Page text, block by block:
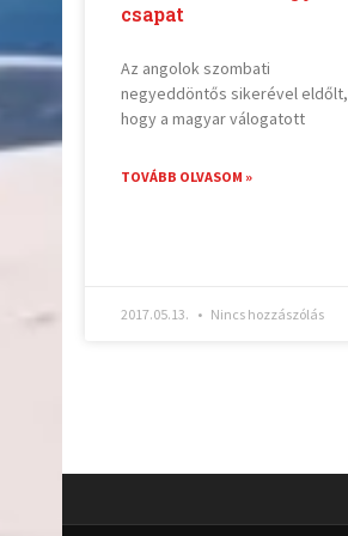
csapat
Az angolok szombati
negyeddöntős sikerével eldőlt,
hogy a magyar válogatott
TOVÁBB OLVASOM »
2017.05.13. Nincs hozzászólás